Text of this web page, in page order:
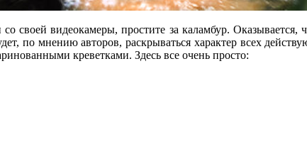
своей видеокамеры, простите за каламбур. Оказывается,
по мнению авторов, раскрываться характер всех
креветками. Здесь все очень просто: